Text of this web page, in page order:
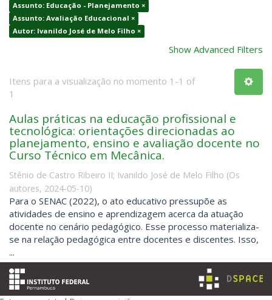
Assunto: Educação - Planejamento ×
Assunto: Avaliação Educacional ×
Autor: Ivanildo José de Melo Filho ×
Show Advanced Filters
Itens para a visualização no momento 1-1 of
1
Aulas práticas na educação profissional e
tecnológica: orientações direcionadas ao
planejamento, ensino e avaliação docente no
Curso Técnico em Mecânica.
Stênio de Castro Ribeiro II; Ivanildo José de Melo Filho (Os
autores, 2024-05-10)
Para o SENAC (2022), o ato educativo pressupõe as
atividades de ensino e aprendizagem acerca da atuação
docente no cenário pedagógico. Esse processo materializa-
se na relação pedagógica entre docentes e discentes. Isso,
...